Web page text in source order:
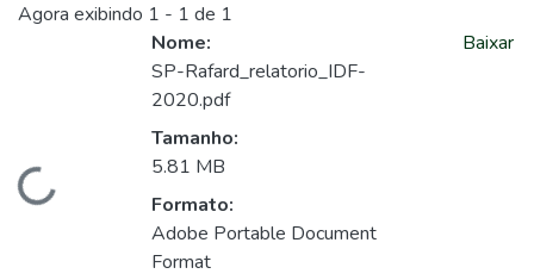
Agora exibindo 1 - 1 de 1
Carregando...
Nome:
SP-Rafard_relatorio_IDF-
2020.pdf
Tamanho:
5.81 MB
Formato:
Adobe Portable Document
Format
Baixar